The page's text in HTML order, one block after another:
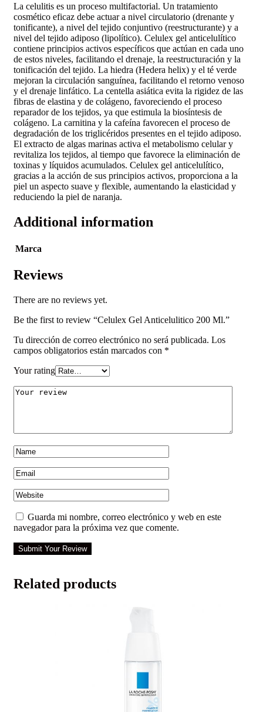
La celulitis es un proceso multifactorial. Un tratamiento
cosmético eficaz debe actuar a nivel circulatorio (drenante y
tonificante), a nivel del tejido conjuntivo (reestructurante) y a
nivel del tejido adiposo (lipolítico). Celulex gel anticelulítico
contiene principios activos específicos que actúan en cada uno
de estos niveles, facilitando el drenaje, la reestructuración y la
tonificación del tejido. La hiedra (Hedera helix) y el té verde
mejoran la circulación sanguínea, facilitando el retorno venoso
y el drenaje linfático. La centella asiática evita la rigidez de las
fibras de elastina y de colágeno, favoreciendo el proceso
reparador de los tejidos, ya que estimula la biosíntesis de
colágeno. La carnitina y la cafeína favorecen el proceso de
degradación de los triglicéridos presentes en el tejido adiposo.
El extracto de algas marinas activa el metabolismo celular y
revitaliza los tejidos, al tiempo que favorece la eliminación de
toxinas y líquidos acumulados. Celulex gel anticelulítico,
gracias a la acción de sus principios activos, proporciona a la
piel un aspecto suave y flexible, aumentando la elasticidad y
reduciendo la piel de naranja.
Additional information
Marca
Reviews
There are no reviews yet.
Be the first to review “Celulex Gel Anticelulitico 200 Ml.”
Tu dirección de correo electrónico no será publicada. Los
campos obligatorios están marcados con *
Your rating
Guarda mi nombre, correo electrónico y web en este
navegador para la próxima vez que comente.
Submit Your Review
Related products